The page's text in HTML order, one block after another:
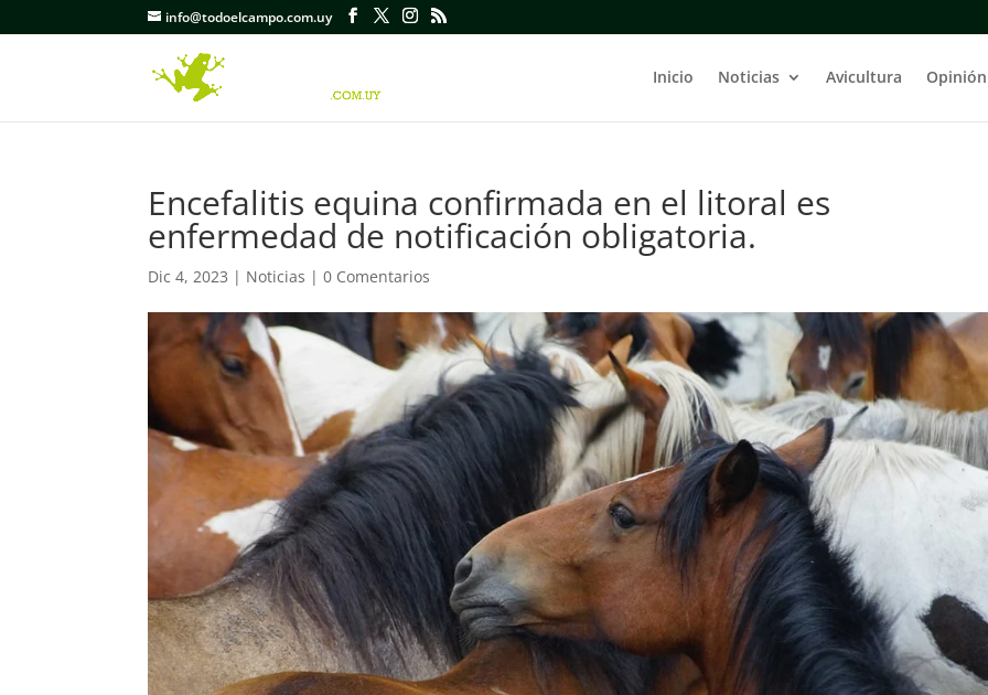
info@todoelcampo.com.uy
Inicio Noticias Avicultura Opinión
Encefalitis equina confirmada en el litoral es
enfermedad de notificación obligatoria.
Dic 4, 2023 | Noticias |0 Comentarios